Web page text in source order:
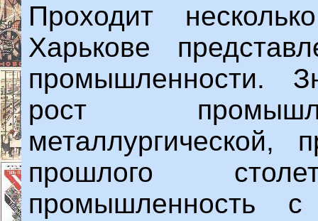
Проходит
Харькове
промышленности.
рост
прошлого
промышленность